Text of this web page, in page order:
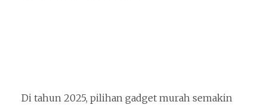
Di tahun 2025, pilihan gadget murah semakin